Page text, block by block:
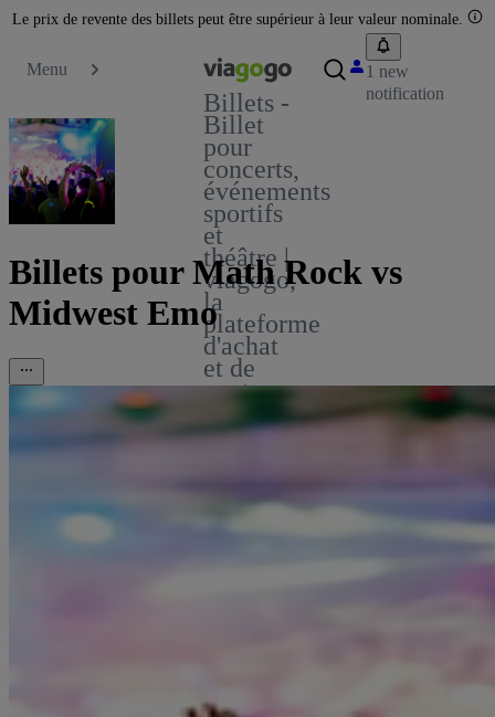
Le prix de revente des billets peut être supérieur à leur valeur nominale.
Menu
Billets -
Billet
pour
concerts,
événements
sportifs
et
théâtre |
viagogo,
la
plateforme
d'achat
et de
vente
billets
1 new
notification
Billets pour Math Rock vs
Midwest Emo